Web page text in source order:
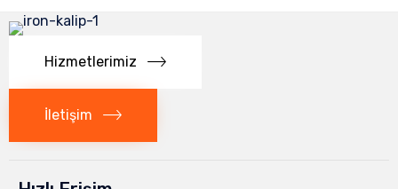
Hizmetlerimiz
İletişim